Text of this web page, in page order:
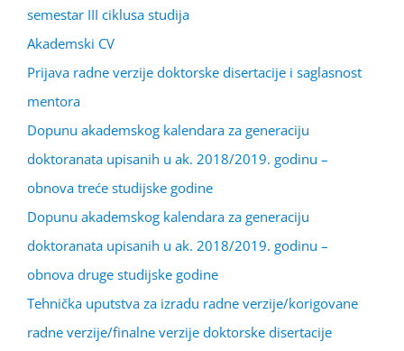
semestar III ciklusa studija
Akademski CV
Prijava radne verzije doktorske disertacije i saglasnost
mentora
Dopunu akademskog kalendara za generaciju
doktoranata upisanih u ak. 2018/2019. godinu –
obnova treće studijske godine
Dopunu akademskog kalendara za generaciju
doktoranata upisanih u ak. 2018/2019. godinu –
obnova druge studijske godine
Tehnička uputstva za izradu radne verzije/korigovane
radne verzije/finalne verzije doktorske disertacije